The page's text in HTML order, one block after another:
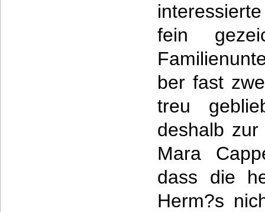
fein
ber fast
treu
deshalb
Mara
dass die
Herm?s